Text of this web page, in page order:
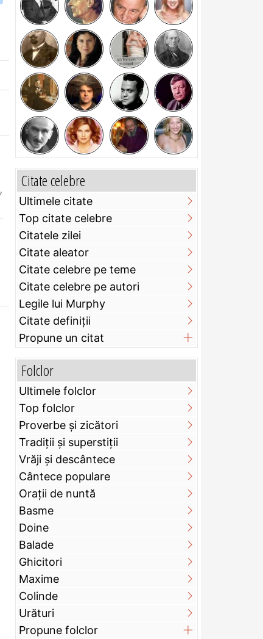
,
Citate celebre
Ultimele citate
Top citate celebre
Citatele zilei
Citate aleator
Citate celebre pe teme
Citate celebre pe autori
Legile lui Murphy
Citate definiţii
Propune un citat
Folclor
Ultimele folclor
Top folclor
Proverbe și zicători
Tradiții și superstiții
Vrăji și descântece
Cântece populare
Orații de nuntă
Basme
Doine
Balade
Ghicitori
Maxime
Colinde
Urături
Propune folclor